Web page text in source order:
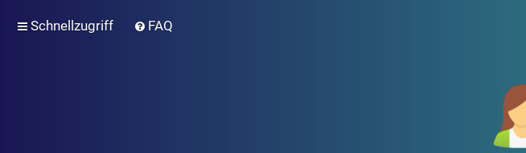
Schnellzugriff FAQ